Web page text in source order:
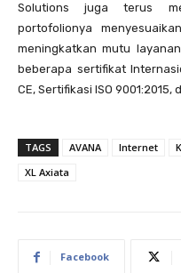
Solutions juga terus
portofolionya
meningkatkan mutu
beberapa sertifikat
CE, Sertifikasi ISO 9001:2015,
TAGS AVANA Internet
XL Axiata
Facebook